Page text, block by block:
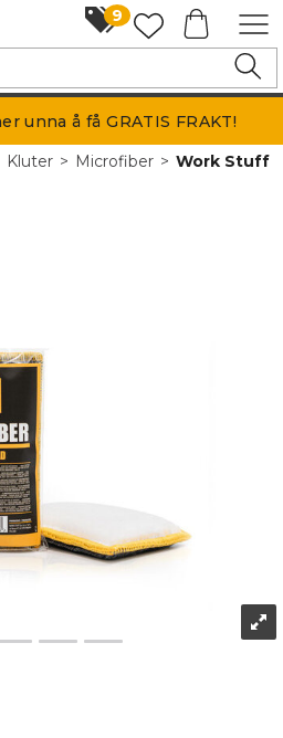
9
unna å få GRATIS FRAKT!
Kluter> Microfiber>Work Stuff